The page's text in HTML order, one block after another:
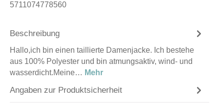
5711074778560
Beschreibung
Hallo,ich bin einen taillierte Damenjacke. Ich bestehe
aus 100% Polyester und bin atmungsaktiv, wind- und
wasserdicht.Meine… Mehr
Angaben zur Produktsicherheit